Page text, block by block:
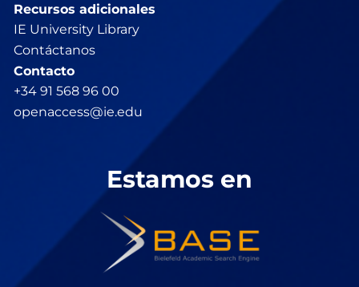
Recursos adicionales
IE University Library
Contáctanos
Contacto
+34 91 568 96 00
openaccess@ie.edu
Estamos en